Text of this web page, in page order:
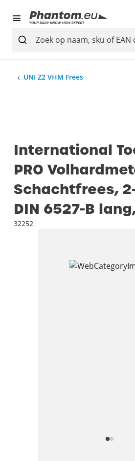
UNI Z2 VHM Frees
International
PRO
Schachtfrees,
DIN 6527-B
32252